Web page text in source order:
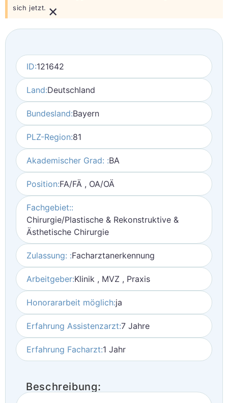
sich jetzt. ×
ID:121642
Land:Deutschland
Bundesland:Bayern
PLZ-Region:81
Akademischer Grad: :BA
Position:FA/FÄ , OA/OÄ
Fachgebiet::
Chirurgie/Plastische & Rekonstruktive &
Ästhetische Chirurgie
Zulassung: :Facharztanerkennung
Arbeitgeber:Klinik , MVZ , Praxis
Honorararbeit möglich:ja
Erfahrung Assistenzarzt:7 Jahre
Erfahrung Facharzt:1 Jahr
Beschreibung: